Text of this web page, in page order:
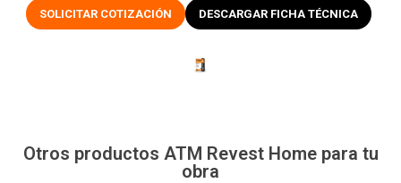
SOLICITAR COTIZACIÓN DESCARGAR FICHA TÉCNICA
Otros productos ATM Revest Home para tu
obra